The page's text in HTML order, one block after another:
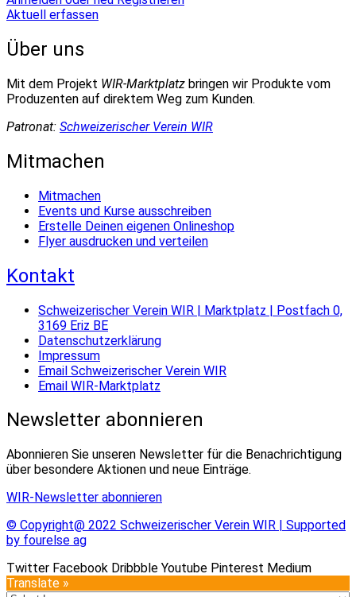
Aktuell erfassen
Über uns
Mit dem Projekt WIR-Marktplatz bringen wir Produkte vom
Produzenten auf direktem Weg zum Kunden.
Patronat: Schweizerischer Verein WIR
Mitmachen
Mitmachen
Events und Kurse ausschreiben
Erstelle Deinen eigenen Onlineshop
Flyer ausdrucken und verteilen
Kontakt
Schweizerischer Verein WIR | Marktplatz | Postfach 0,
3169 Eriz BE
Datenschutzerklärung
Impressum
Email Schweizerischer Verein WIR
Email WIR-Marktplatz
Newsletter abonnieren
Abonnieren Sie unseren Newsletter für die Benachrichtigung
über besondere Aktionen und neue Einträge.
WIR-Newsletter abonnieren
© Copyright@ 2022 Schweizerischer Verein WIR | Supported
by fourelse ag
Twitter Facebook Dribbble Youtube Pinterest Medium
Translate »